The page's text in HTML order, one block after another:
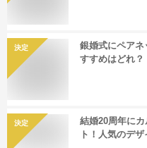
決定
銀婚式にペア
すすめはどれ？
決定
結婚20周年に
ト！人気のデ